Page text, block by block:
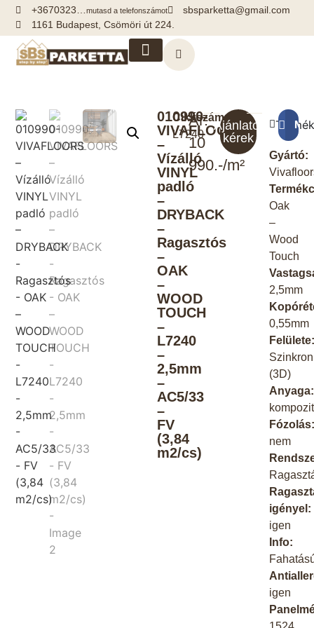
+3670323…mutasd a telefonszámot
sbsparketta@gmail.com
1161 Budapest, Csömöri út 224.
010990-
VIVAFLOORS
–
Vízálló
VINYL
padló
–
DRYBACK
–
Ragasztós
–
OAK
–
WOOD
TOUCH
–
L7240
–
2,5mm
–
AC5/33
–
FV
(3,84
m2/cs)
Cikkszám:
L7240
Ár:
10
990.-/m²
Ajánlatot
kérek
Gyártó:
Oak
–
Wood
Touch
2,5mm
0,55mm
(3D)
Anyaga:
kompozit
nem
igényel:
igen
Info:
igen